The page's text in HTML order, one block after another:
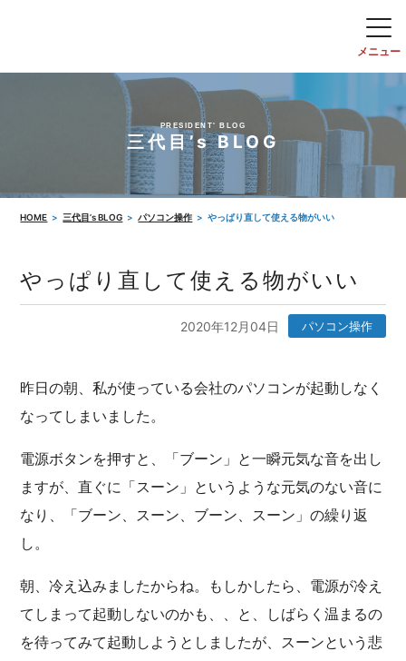
PRESIDENT' BLOG
三代目’s BLOG
HOME 三代目’s BLOG パソコン操作 やっぱり直して使える物がいい
やっぱり直して使える物がいい
2020年12月04日 パソコン操作
昨日の朝、私が使っている会社のパソコンが起動しなく
なってしまいました。
電源ボタンを押すと、「ブーン」と一瞬元気な音を出し
ますが、直ぐに「スーン」というような元気のない音に
なり、「ブーン、スーン、ブーン、スーン」の繰り返
し。
朝、冷え込みましたからね。もしかしたら、電源が冷え
てしまって起動しないのかも、、と、しばらく温まるの
を待ってみて起動しようとしましたが、スーンという悲